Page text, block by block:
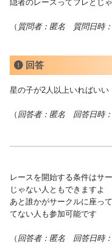
隠者のレースってフレとじ
（ 質問者：匿名 質問日時
回答
星の子が2人以上いればいい
（ 回答者：匿名 回答日時
レースを開始する条件はサ
じゃない人ともできますよ
あと誰かがサークルに座っ
てない人も参加可能です
（ 回答者：匿名 回答日時